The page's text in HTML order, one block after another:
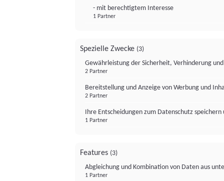
- mit berechtigtem Interesse
1 Partner
Spezielle Zwecke (3)
Gewährleistung der Sicherheit, Verhinderung
2 Partner
Bereitstellung und Anzeige von Werbung und
2 Partner
Ihre Entscheidungen zum Datenschutz
1 Partner
Features (3)
Abgleichung und Kombination von Daten aus
1 Partner